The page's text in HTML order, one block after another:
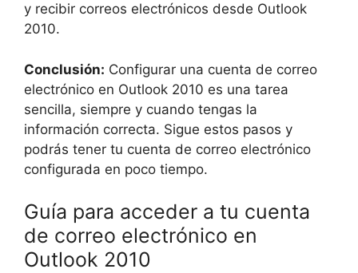
y recibir correos electrónicos desde Outlook
2010.
Conclusión: Configurar una cuenta de correo
electrónico en Outlook 2010 es una tarea
sencilla, siempre y cuando tengas la
información correcta. Sigue estos pasos y
podrás tener tu cuenta de correo electrónico
configurada en poco tiempo.
Guía para acceder a tu cuenta
de correo electrónico en
Outlook 2010